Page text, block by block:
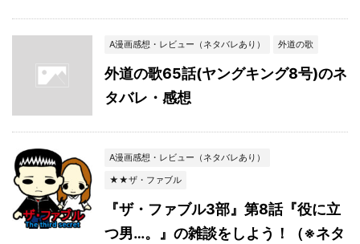
A漫画感想・レビュー（ネタバレあり） 外道の歌
外道の歌65話(ヤングキング8号)のネ
タバレ・感想
A漫画感想・レビュー（ネタバレあり）
★★ザ・ファブル
『ザ・ファブル3部』第8話『役に立
つ男…。』の雑談をしよう！（※ネタ